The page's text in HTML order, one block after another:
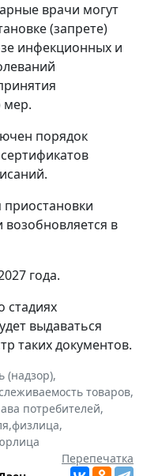
врачи могут
(запрете)
инфекционных и
мер.
порядок
возобновляется в
года.
стадиях
выдаваться
таких документов.
(надзор),
товаров,
потребителей,
,физлица,
Перепечатка